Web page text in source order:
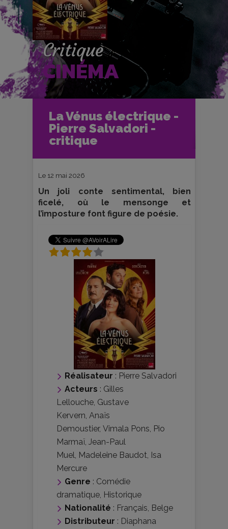
Critique
CINÉMA
La Vénus électrique -
Pierre Salvadori -
critique
Accueil
Cinéma
Critiques et fiches films
La Vénus électrique - Pierre Salvadori
- critique
Le 12 mai 2026
Un joli conte sentimental, bien
ficelé, où le mensonge et
l’imposture font figure de poésie.
Réalisateur : Pierre Salvadori
Acteurs : Gilles
Lellouche, Gustave
Kervern, Anaïs
Demoustier, Vimala Pons, Pio
Marmaï, Jean-Paul
Muel, Madeleine Baudot, Isa
Mercure
Genre : Comédie
dramatique, Historique
Nationalité : Français, Belge
Distributeur : Diaphana